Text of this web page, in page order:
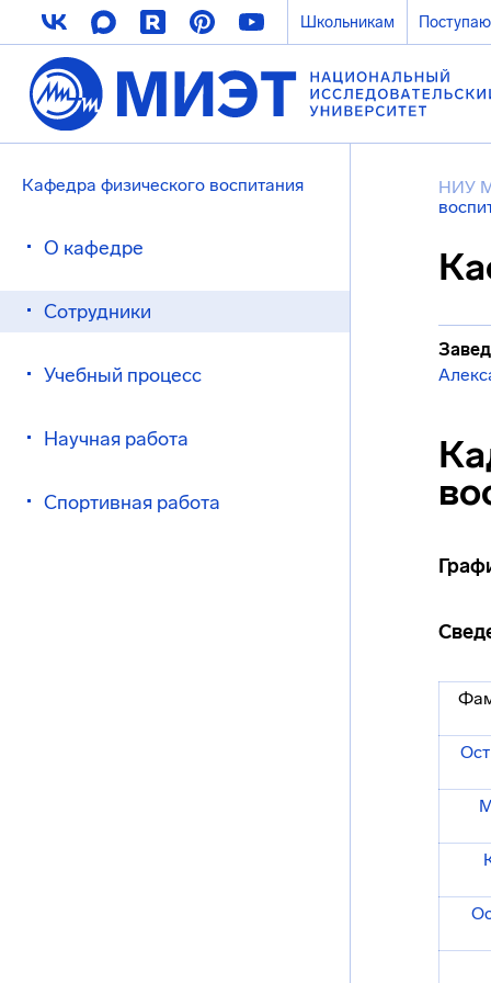
Школьникам
Кафедра физического воспитания
О кафедре
Сотрудники
Учебный процесс
Научная работа
Спортивная работа
НИУ